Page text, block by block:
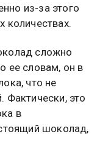
из-за этого
количествах.
сложно
ее словам, он в
что не
Фактически, это
в
шоколад,